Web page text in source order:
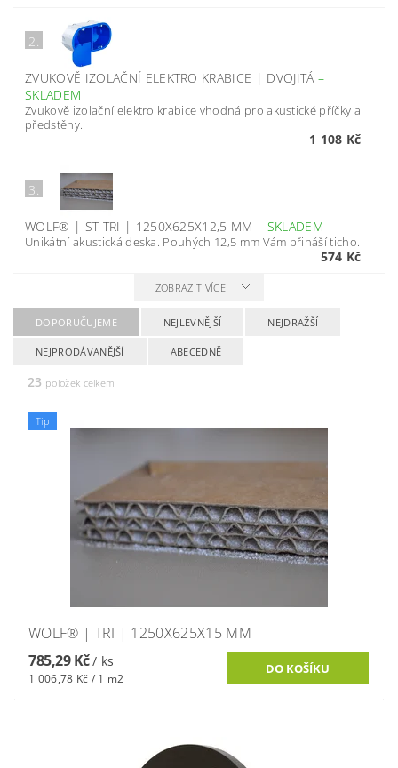
2.
ZVUKOVĚ IZOLAČNÍ ELEKTRO KRABICE | DVOJITÁ –
SKLADEM
Zvukově izolační elektro krabice vhodná pro akustické příčky a
předstěny.
1 108 Kč
3.
WOLF® | ST TRI | 1250X625X12,5 MM– SKLADEM
Unikátní akustická deska. Pouhých 12,5 mm Vám přináší ticho.
574 Kč
ZOBRAZIT VÍCE
DOPORUČUJEME NEJLEVNĚJŠÍ NEJDRAŽŠÍ
NEJPRODÁVANĚJŠÍ ABECEDNĚ
23 položek celkem
Tip
WOLF® | TRI | 1250X625X15 MM
785,29 Kč/ ks
1 006,78 Kč / 1 m2